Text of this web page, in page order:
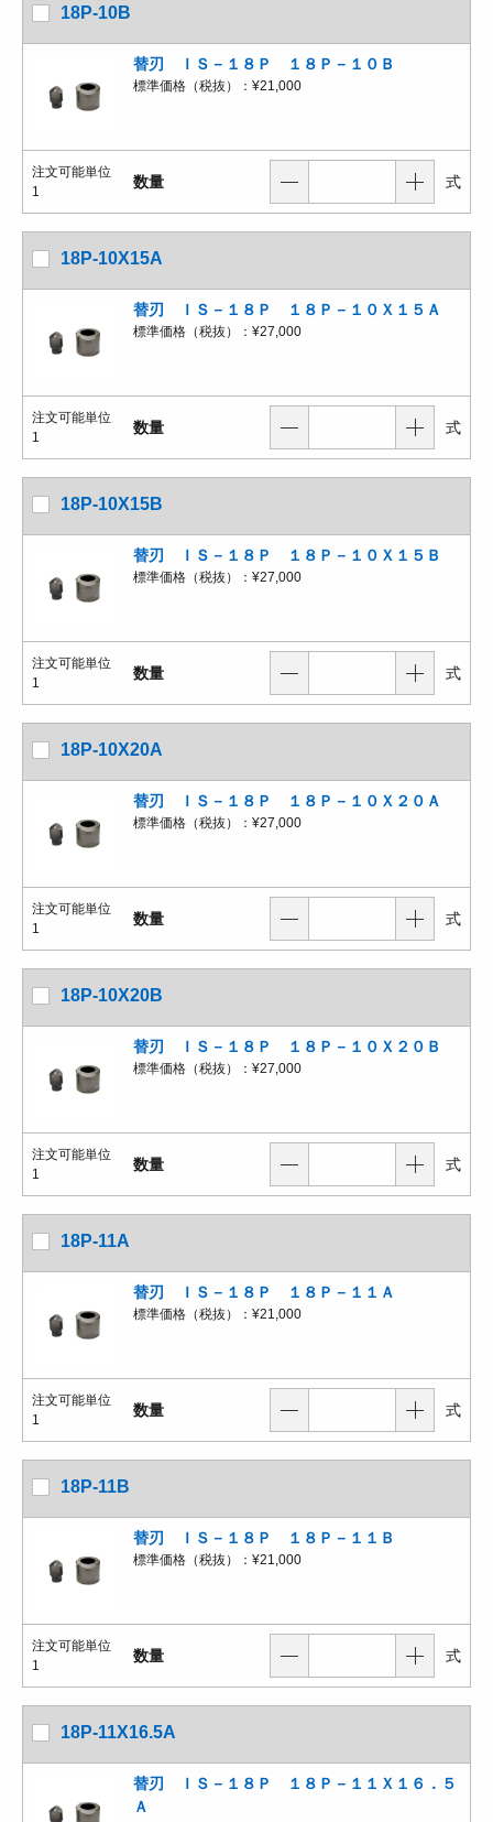
18P-10B
替刃 ＩＳ－１８Ｐ １８Ｐ－１０Ｂ
標準価格（税抜）： ¥21,000
注文可能単位
1
数量 式
18P-10X15A
替刃 ＩＳ－１８Ｐ １８Ｐ－１０Ｘ１５Ａ
標準価格（税抜）： ¥27,000
注文可能単位
1
数量 式
18P-10X15B
替刃 ＩＳ－１８Ｐ １８Ｐ－１０Ｘ１５Ｂ
標準価格（税抜）： ¥27,000
注文可能単位
1
数量 式
18P-10X20A
替刃 ＩＳ－１８Ｐ １８Ｐ－１０Ｘ２０Ａ
標準価格（税抜）： ¥27,000
注文可能単位
1
数量 式
18P-10X20B
替刃 ＩＳ－１８Ｐ １８Ｐ－１０Ｘ２０Ｂ
標準価格（税抜）： ¥27,000
注文可能単位
1
数量 式
18P-11A
替刃 ＩＳ－１８Ｐ １８Ｐ－１１Ａ
標準価格（税抜）： ¥21,000
注文可能単位
1
数量 式
18P-11B
替刃 ＩＳ－１８Ｐ １８Ｐ－１１Ｂ
標準価格（税抜）： ¥21,000
注文可能単位
1
数量 式
18P-11X16.5A
替刃 ＩＳ－１８Ｐ １８Ｐ－１１Ｘ１６．５
Ａ